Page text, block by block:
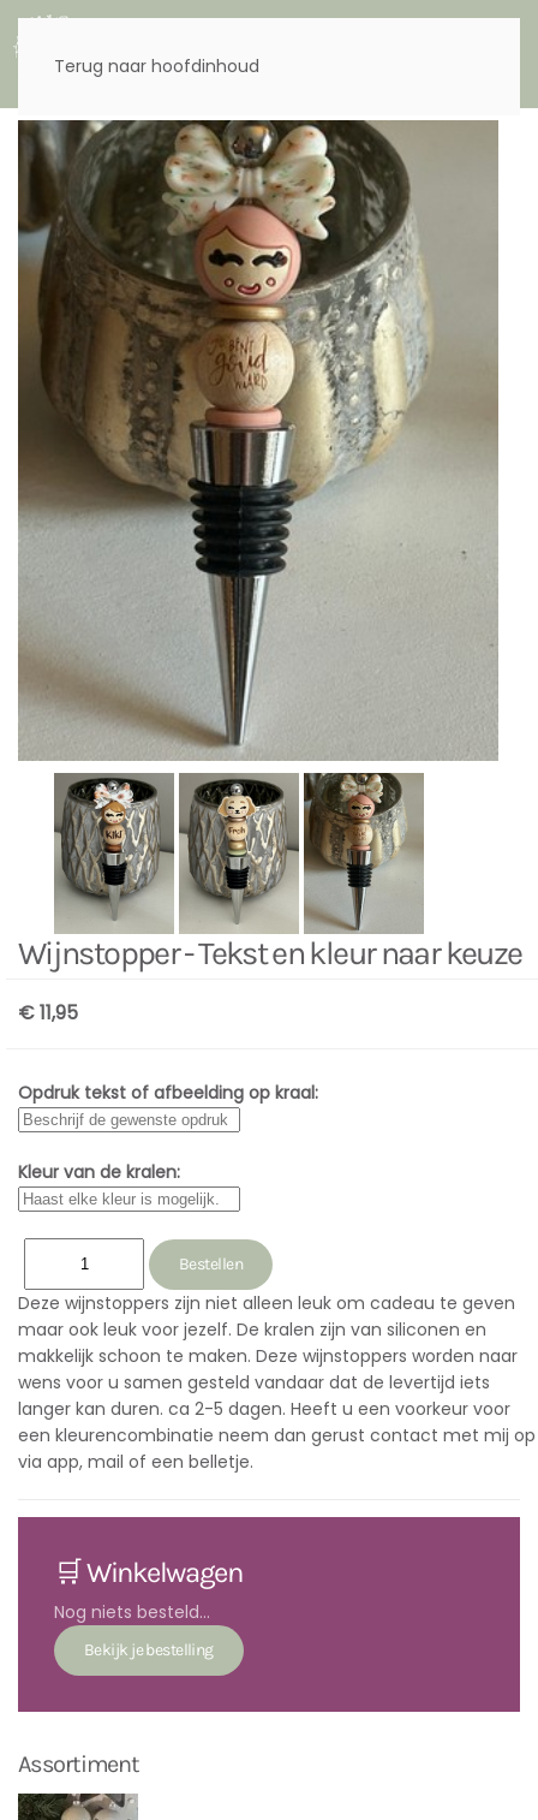
Terug naar hoofdinhoud
Wijnstopper - Tekst en kleur naar keuze
€ 11,95
Opdruk tekst of afbeelding op kraal:
Kleur van de kralen:
Deze wijnstoppers zijn niet alleen leuk om cadeau te geven
maar ook leuk voor jezelf. De kralen zijn van siliconen en
makkelijk schoon te maken. Deze wijnstoppers worden naar
wens voor u samen gesteld vandaar dat de levertijd iets
langer kan duren. ca 2-5 dagen. Heeft u een voorkeur voor
een kleurencombinatie neem dan gerust contact met mij op
via app, mail of een belletje.
🛒 Winkelwagen
Nog niets besteld...
Assortiment